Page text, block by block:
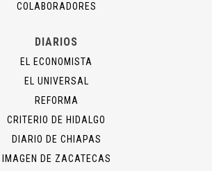
COLABORADORES
DIARIOS
EL ECONOMISTA
EL UNIVERSAL
REFORMA
CRITERIO DE HIDALGO
DIARIO DE CHIAPAS
IMAGEN DE ZACATECAS